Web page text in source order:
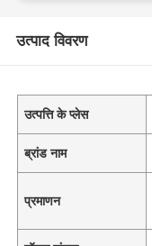
उत्पाद विवरण
उत्पत्ति के प्लेस
ब्रांड नाम
प्रमाणन